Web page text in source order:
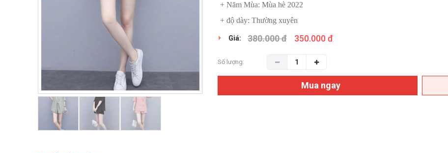
+ Năm Mùa: Mùa hè 2022
+ độ dày: Thường xuyên
Giá: 380.000 đ 350.000 đ
Số lượng:
Mua ngay